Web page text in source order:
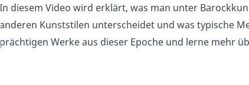
In diesem Video wird erklärt, was man unter
anderen Kunststilen unterscheidet und was typische
prächtigen Werke aus dieser Epoche und lerne mehr